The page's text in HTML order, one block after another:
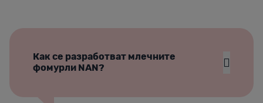
Как се разработват млечните
фомурли NAN?